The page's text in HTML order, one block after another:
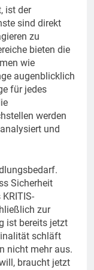
ist der
sind direkt
zu
bieten die
wie
augenblicklich
für jedes
werden
und
Sicherheit
zur
ist bereits jetzt
schläft
nicht mehr aus.
braucht jetzt